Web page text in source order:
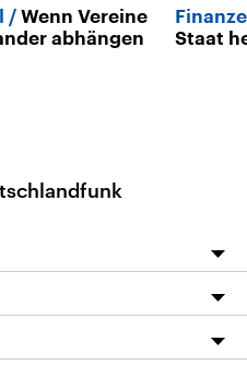
Wenn Vereine
abhängen
Staat